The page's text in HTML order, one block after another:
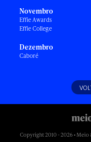
Novembro
Effie Awards
Effie College
Dezembro
Caboré
Copyright 2010 - 2026 •